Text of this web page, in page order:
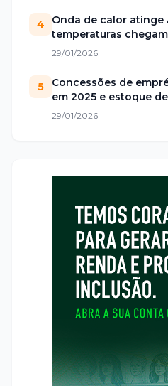
4
Onda de calor atinge
temperaturas
29/01/2026
5
Concessões de
em 2025 e estoque
trilhões no Brasil
29/01/2026